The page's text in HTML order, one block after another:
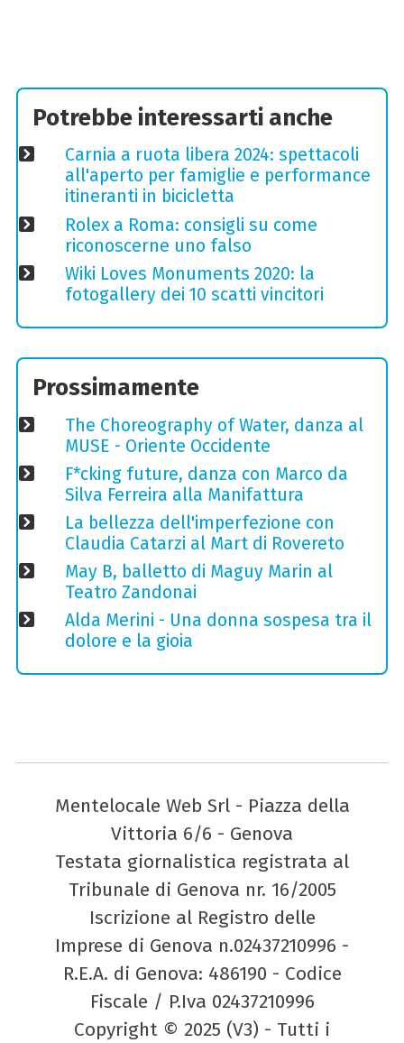
Potrebbe interessarti anche
Carnia a ruota libera 2024: spettacoli
all'aperto per famiglie e performance
itineranti in bicicletta
Rolex a Roma: consigli su come
riconoscerne uno falso
Wiki Loves Monuments 2020: la
fotogallery dei 10 scatti vincitori
Prossimamente
The Choreography of Water, danza al
MUSE - Oriente Occidente
F*cking future, danza con Marco da
Silva Ferreira alla Manifattura
La bellezza dell'imperfezione con
Claudia Catarzi al Mart di Rovereto
May B, balletto di Maguy Marin al
Teatro Zandonai
Alda Merini - Una donna sospesa tra il
dolore e la gioia
Mentelocale Web Srl - Piazza della
Vittoria 6/6 - Genova
Testata giornalistica registrata al
Tribunale di Genova nr. 16/2005
Iscrizione al Registro delle
Imprese di Genova n.02437210996 -
R.E.A. di Genova: 486190 - Codice
Fiscale / P.Iva 02437210996
Copyright © 2025 (V3) - Tutti i